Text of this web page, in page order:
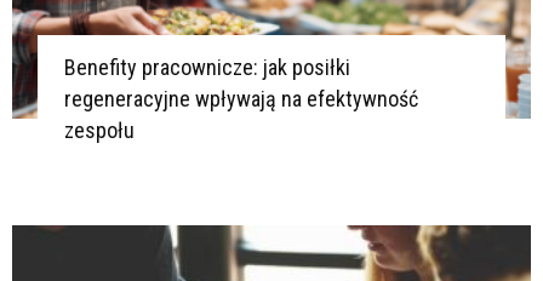
Benefity pracownicze: jak posiłki
regeneracyjne wpływają na efektywność
zespołu